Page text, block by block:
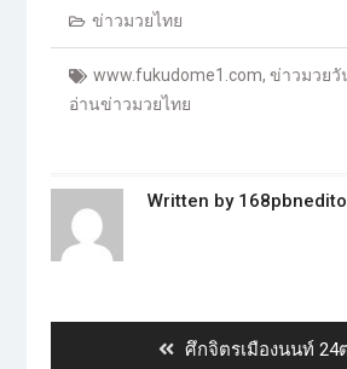
ข่าวมวยไทย
www.fukudome1.com, ข่าวมวยวั
อ่านข่าวมวยไทย
Written by
ศึกจิตรเมืองนนท์ 24